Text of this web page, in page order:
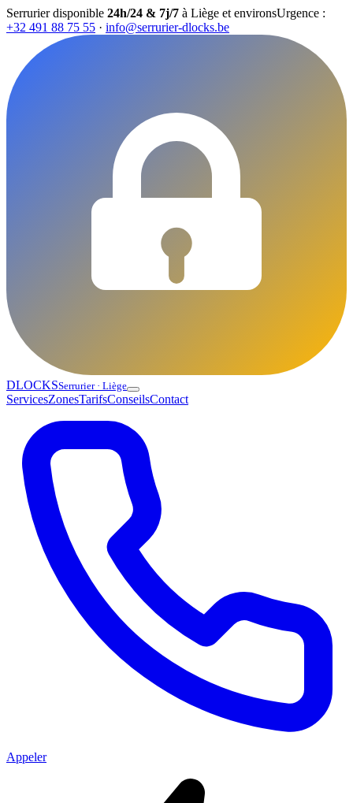
Serrurier disponible 24h/24 & 7j/7 à Liège et environsUrgence :
+32 491 88 75 55 · info@serrurier-dlocks.be
DLOCKSSerrurier · Liège
ServicesZonesTarifsConseilsContact
Appeler